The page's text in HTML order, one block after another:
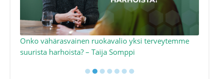
Onko vähärasvainen ruokavalio yksi terveytemme
suurista harhoista? – Taija Somppi
●●●●●●●